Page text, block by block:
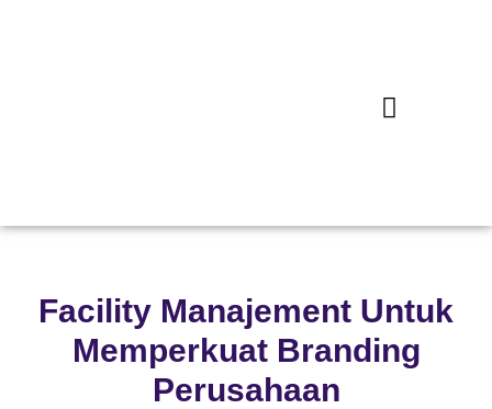
Facility Manajement Untuk
Memperkuat Branding
Perusahaan